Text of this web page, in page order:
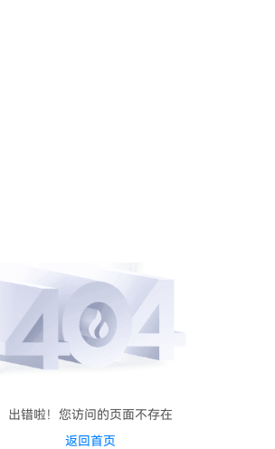
出错啦！您访问的页面不存在
返回首页